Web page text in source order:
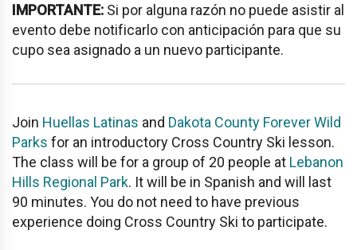
IMPORTANTE: Si por alguna razón no puede asistir al
evento debe notificarlo con anticipación para que su
cupo sea asignado a un nuevo participante.
Join Huellas Latinas and Dakota County Forever Wild
Parks for an introductory Cross Country Ski lesson.
The class will be for a group of 20 people at Lebanon
Hills Regional Park. It will be in Spanish and will last
90 minutes. You do not need to have previous
experience doing Cross Country Ski to participate.